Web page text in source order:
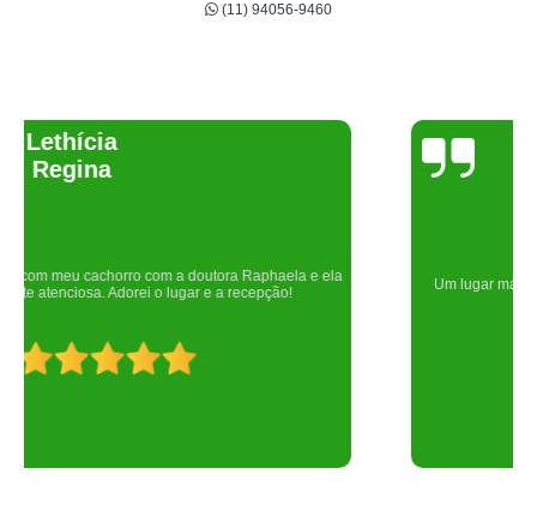
(11) 94056-9460
Um lugar maravilhoso. Sempre serei grata pelo que fizeram por nós!